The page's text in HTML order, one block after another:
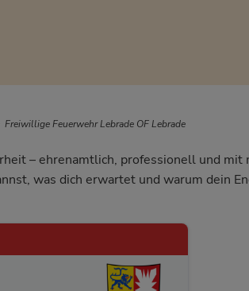
Freiwillige Feuerwehr Lebrade OF Lebrade
– ehrenamtlich, professionell und mit
was dich erwartet und warum dein